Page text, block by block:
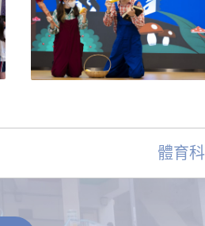
體育科